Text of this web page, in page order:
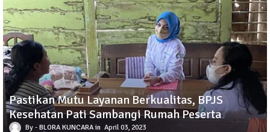
Pastikan Mutu Layanan Berkualitas, BPJS
Kesehatan Pati Sambangi Rumah Peserta
BLORA KUNCARA April 03, 2023